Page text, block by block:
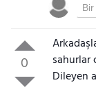
0
sahurlar
Dileyen